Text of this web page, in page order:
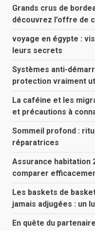
Grands crus de
découvrez l’offre de
voyage en égypte :
leurs secrets
Systèmes anti-
protection vraiment
La caféine et les
et précautions à
Sommeil profond :
réparatrices
Assurance habitation
comparer
Les baskets de
jamais adjugées : un
En quête du